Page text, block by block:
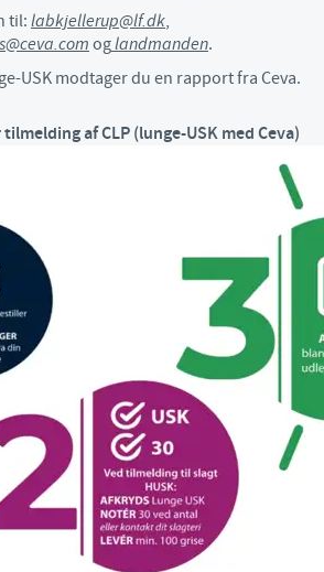
til: labkjellerup@lf.dk,
oglandmanden.
USK modtager du en rapport fra Ceva.
af CLP (lunge-USK med Ceva)